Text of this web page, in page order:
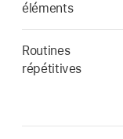
éléments
Routines
répétitives